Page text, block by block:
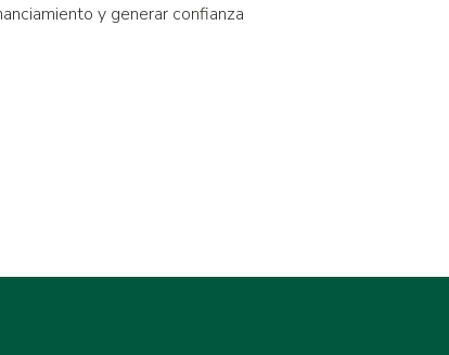
y generar confianza